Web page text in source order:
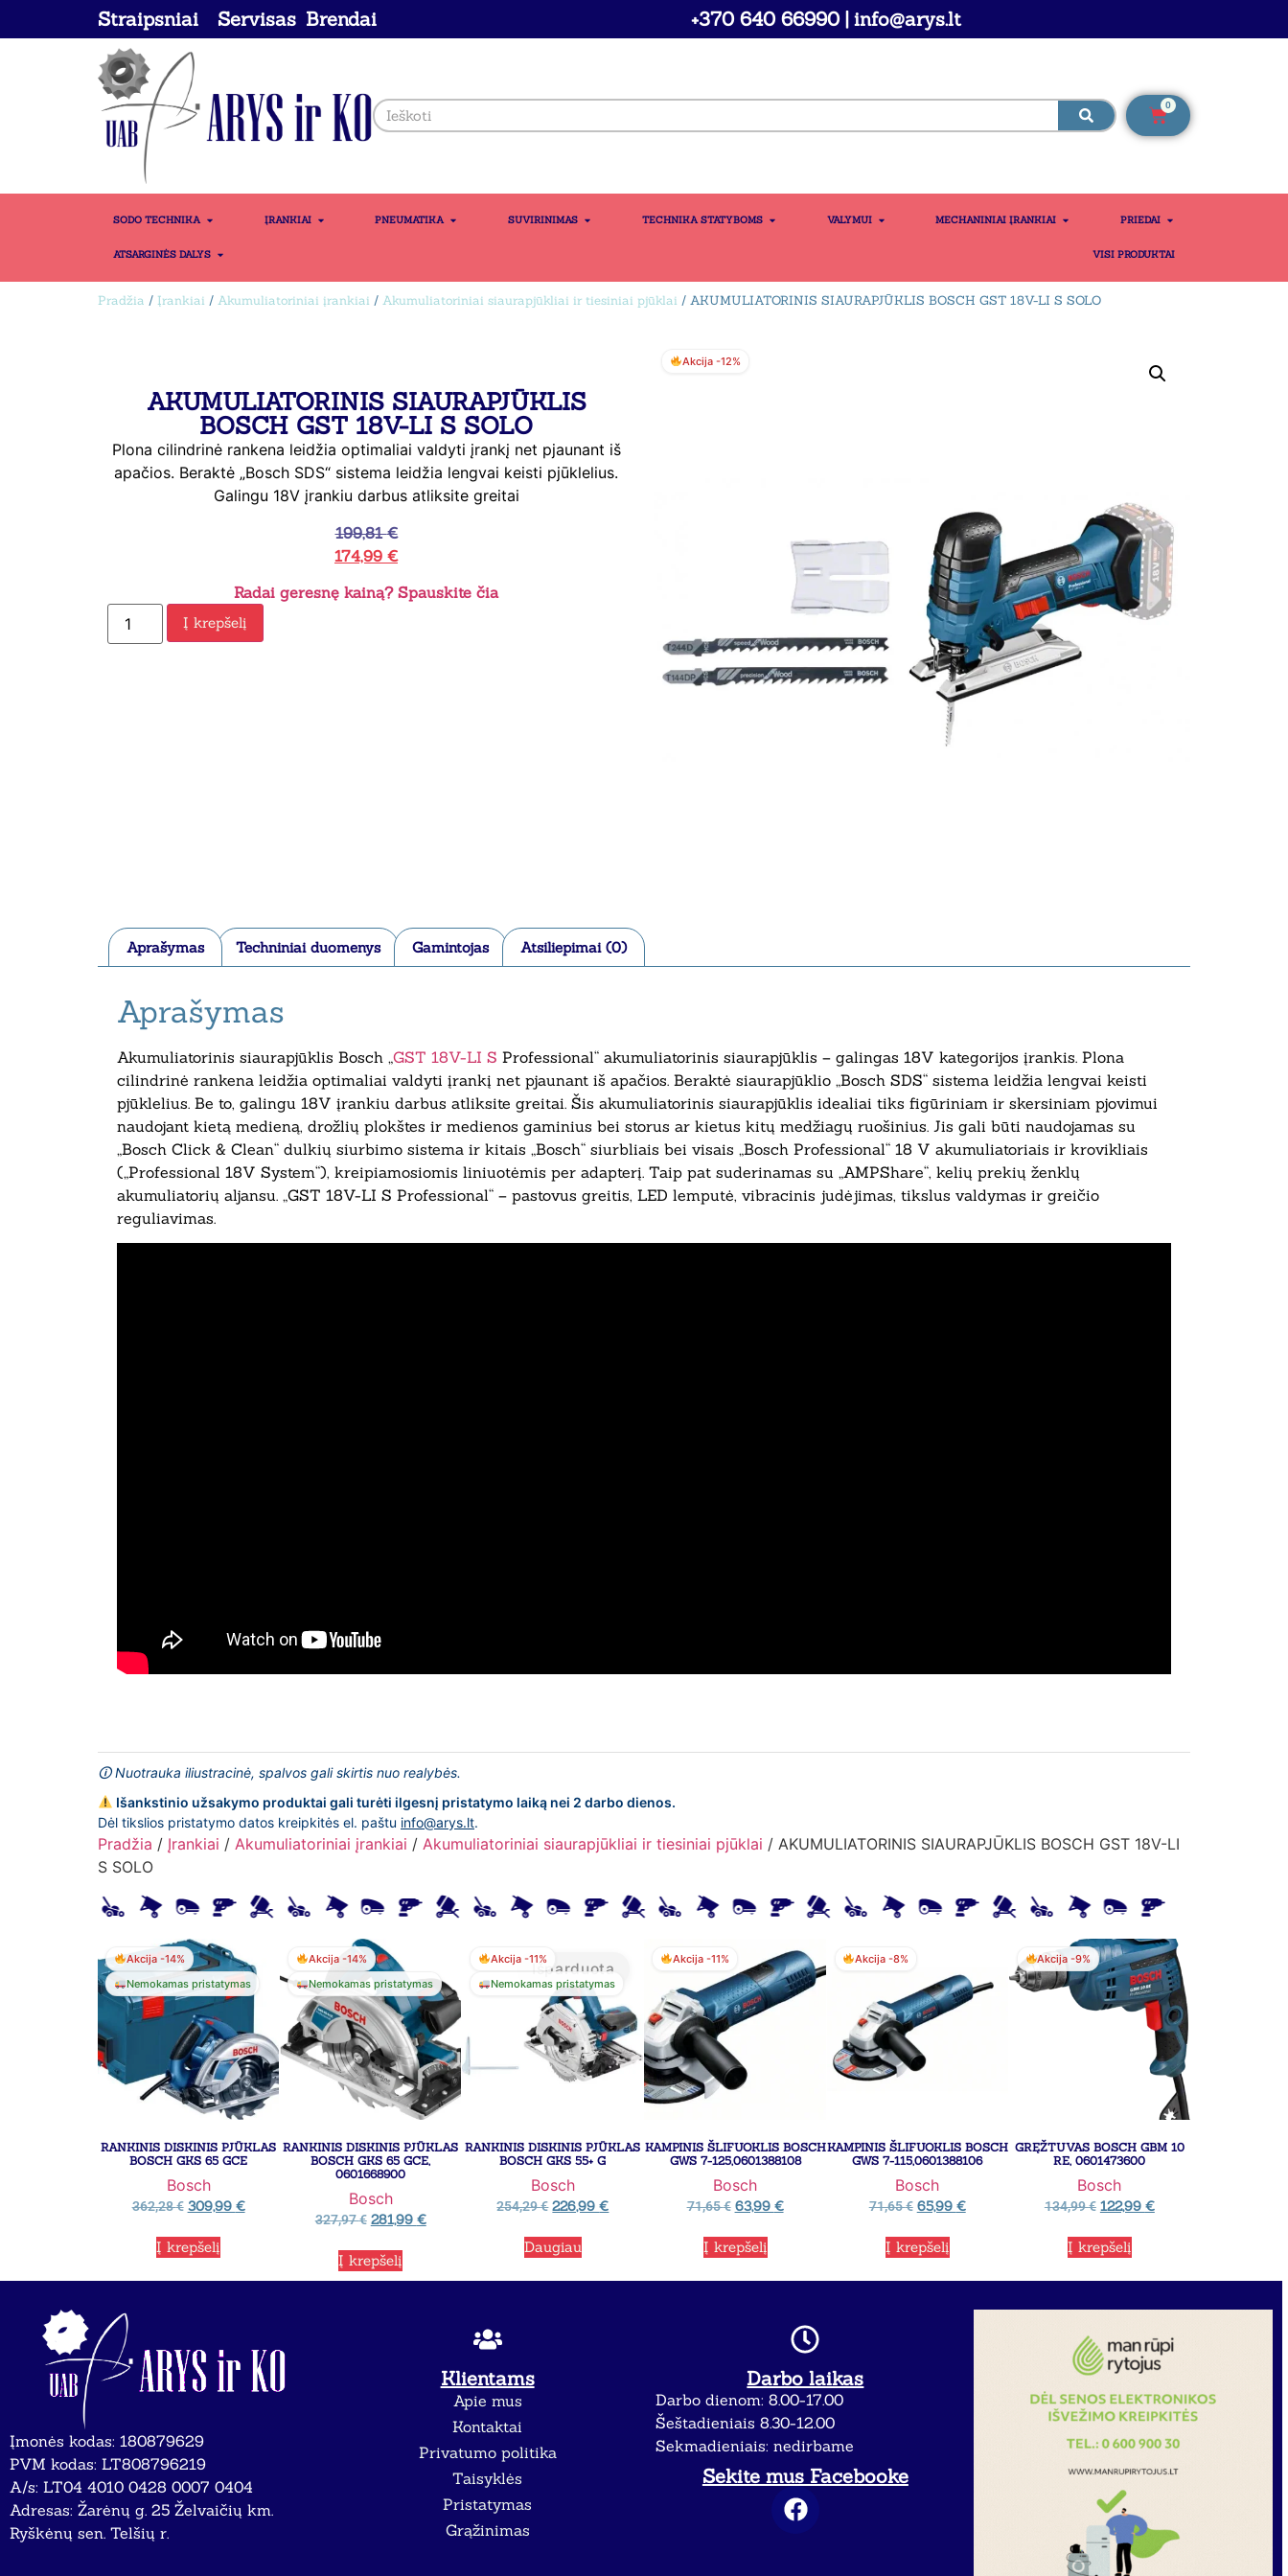
Straipsniai Servisas Brendai +370 640 66990 | info@arys.lt
0
SODO TECHNIKA ĮRANKIAI PNEUMATIKA SUVIRINIMAS TECHNIKA STATYBOMS VALYMUI MECHANINIAI ĮRANKIAI PRIEDAI
ATSARGINĖS DALYS VISI PRODUKTAI
Pradžia / Įrankiai / Akumuliatoriniai įrankiai / Akumuliatoriniai siaurapjūkliai ir tiesiniai pjūklai / AKUMULIATORINIS SIAURAPJŪKLIS BOSCH GST 18V-LI S SOLO
AKUMULIATORINIS SIAURAPJŪKLIS
BOSCH GST 18V-LI S SOLO
Plona cilindrinė rankena leidžia optimaliai valdyti įrankį net pjaunant iš
apačios. Beraktė „Bosch SDS“ sistema leidžia lengvai keisti pjūklelius.
Galingu 18V įrankiu darbus atliksite greitai
199,81€
174,99 €
Radai geresnę kainą? Spauskite čia
Į krepšelį
Akcija -12%
Aprašymas Techniniai duomenys Gamintojas Atsiliepimai (0)
Aprašymas
Akumuliatorinis siaurapjūklis Bosch „GST 18V-LI S Professional“ akumuliatorinis siaurapjūklis – galingas 18V kategorijos įrankis. Plona
cilindrinė rankena leidžia optimaliai valdyti įrankį net pjaunant iš apačios. Beraktė siaurapjūklio „Bosch SDS“ sistema leidžia lengvai keisti
pjūklelius. Be to, galingu 18V įrankiu darbus atliksite greitai. Šis akumuliatorinis siaurapjūklis idealiai tiks figūriniam ir skersiniam pjovimui
naudojant kietą medieną, drožlių plokštes ir medienos gaminius bei storus ar kietus kitų medžiagų ruošinius. Jis gali būti naudojamas su
„Bosch Click & Clean“ dulkių siurbimo sistema ir kitais „Bosch“ siurbliais bei visais „Bosch Professional“ 18 V akumuliatoriais ir krovikliais
(„Professional 18V System“), kreipiamosiomis liniuotėmis per adapterį. Taip pat suderinamas su „AMPShare“, kelių prekių ženklų
akumuliatorių aljansu. „GST 18V-LI S Professional“ – pastovus greitis, LED lemputė, vibracinis judėjimas, tikslus valdymas ir greičio
reguliavimas.
🛈 Nuotrauka iliustracinė, spalvos gali skirtis nuo realybės.
Išankstinio užsakymo produktai gali turėti ilgesnį pristatymo laiką nei 2 darbo dienos.
Dėl tikslios pristatymo datos kreipkitės el. paštu info@arys.lt.
Pradžia / Įrankiai / Akumuliatoriniai įrankiai / Akumuliatoriniai siaurapjūkliai ir tiesiniai pjūklai / AKUMULIATORINIS SIAURAPJŪKLIS BOSCH GST 18V-LI
S SOLO
Akcija -14%
Nemokamas pristatymas
RANKINIS DISKINIS PJŪKLAS
BOSCH GKS 65 GCE
Bosch
362,28€ 309,99 €
Į krepšelį
Akcija -14%
Nemokamas pristatymas
RANKINIS DISKINIS PJŪKLAS
BOSCH GKS 65 GCE,
0601668900
Bosch
327,97€ 281,99 €
Į krepšelį
Akcija -11%
Nemokamas pristatymas
Išparduota
RANKINIS DISKINIS PJŪKLAS
BOSCH GKS 55+ G
Bosch
254,29€ 226,99€
Daugiau
Akcija -11%
KAMPINIS ŠLIFUOKLIS BOSCH
GWS 7-125,0601388108
Bosch
71,65€ 63,99 €
Į krepšelį
Akcija -8%
KAMPINIS ŠLIFUOKLIS BOSCH
GWS 7-115,0601388106
Bosch
71,65€ 65,99 €
Į krepšelį
Akcija -9%
GRĘŽTUVAS BOSCH GBM 10
RE, 0601473600
Bosch
134,99€ 122,99 €
Į krepšelį
Įmonės kodas: 180879629
PVM kodas: LT808796219
A/s: LT04 4010 0428 0007 0404
Adresas: Žarėnų g. 25 Želvaičių km.
Ryškėnų sen. Telšių r.
Klientams
Apie mus
Kontaktai
Privatumo politika
Taisyklės
Pristatymas
Grąžinimas
Darbo laikas
Darbo dienom: 8.00-17.00
Šeštadieniais 8.30-12.00
Sekmadieniais: nedirbame
Sekite mus Facebooke